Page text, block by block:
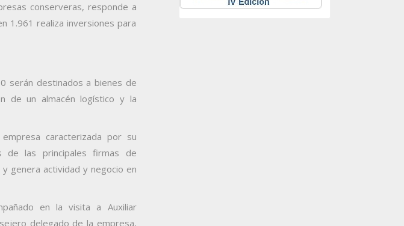
conserveras, responde a
1.961 realiza inversiones para
serán destinados a bienes de
de un almacén logístico y la
caracterizada por su
de las principales firmas de
genera actividad y negocio en
en la visita a Auxiliar
delegado de la empresa,